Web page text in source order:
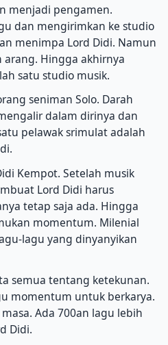
menjadi pengamen.
dan mengirimkan ke studio
menimpa Lord Didi. Namun
Hingga akhirnya
satu studio musik.
seniman Solo. Darah
dalam dirinya dan
pelawak srimulat adalah
Kempot. Setelah musik
Lord Didi harus
tetap saja ada. Hingga
momentum. Milenial
lagu yang dinyanyikan
semua tentang ketekunan.
momentum untuk berkarya.
Ada 700an lagu lebih
Didi.